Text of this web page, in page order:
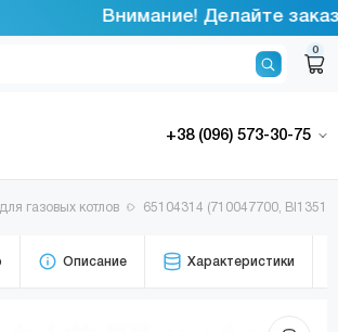
Внимание! Делайте
0
+38 (096) 573-30-75
газовых котлов 65104314 (710047700,
Описание Характеристики